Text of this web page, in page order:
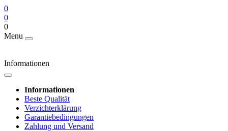
0
0
0
Menu
Informationen
Informationen
Beste Qualität
Verzichterklärung
Garantiebedingungen
Zahlung und Versand